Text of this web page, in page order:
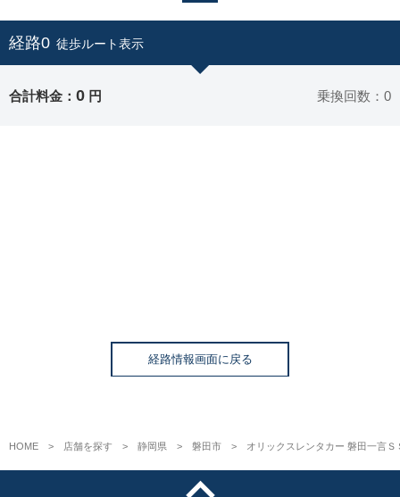
経路0 徒歩ルート表示
合計料金： 0 円 乗換回数：0
経路情報画面に戻る
HOME 店舗を探す 静岡県 磐田市 オリックスレンタカー 磐田一言Ｓ